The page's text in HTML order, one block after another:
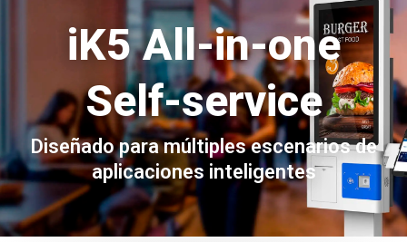
iK5 All-in-one
Self-service
Diseñado para múltiples escenarios de
aplicaciones inteligentes